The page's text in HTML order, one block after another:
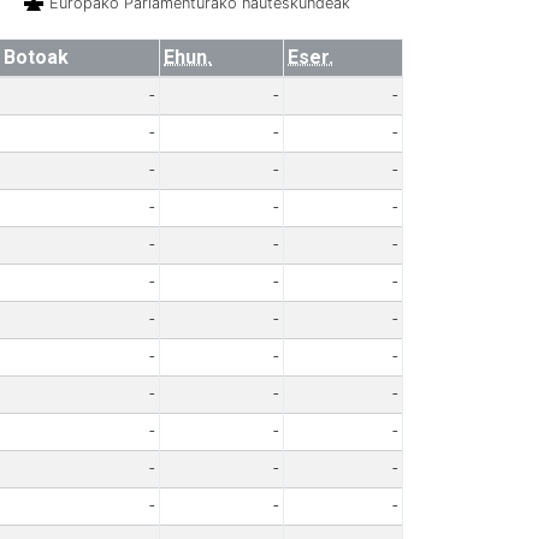
Botoak Ehun.
Eser.
- -
-
- -
-
- -
-
- -
-
- -
-
- -
-
- -
-
- -
-
- -
-
- -
-
- -
-
- -
-